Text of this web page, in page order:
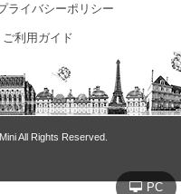
ライバシーポリシー
ご利用ガイド
All Rights Reserved.
PC